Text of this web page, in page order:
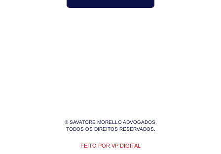
© SAVATORE MORELLO ADVOGADOS.
TODOS OS DIREITOS RESERVADOS.
FEITO POR VP DIGITAL